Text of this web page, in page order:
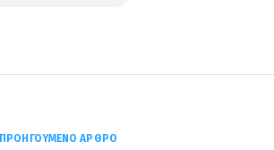
ΠΡΟΗΓΟΎΜΕΝΟ ΆΡΘΡΟ